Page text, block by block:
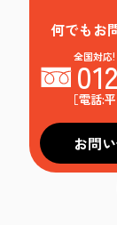
何でもお
全国対応
［電話:
お問